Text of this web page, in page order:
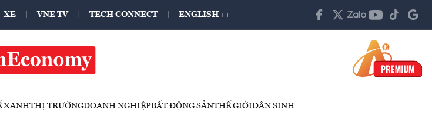
XE VNE TV TECH CONNECT ENGLISH ++
XANHTHỊ TRƯỜNGDOANH NGHIỆPBẤT ĐỘNG SẢNTHẾ GIỚIDÂN SINH